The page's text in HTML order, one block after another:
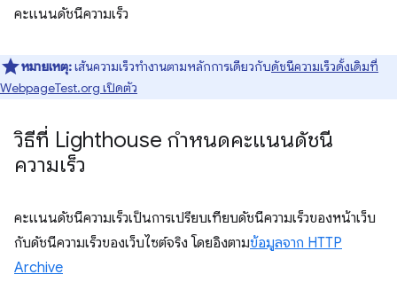
คะแนนดัชนีความเร็ว
หมายเหตุ:เส้นความเร็วทำงานตามหลักการเดียวกับดัชนีความเร็วดั้งเดิมที่
WebpageTest.org เปิดตัว
วิธีที่ Lighthouse กำหนดคะแนนดัชนี
ความเร็ว
คะแนนดัชนีความเร็วเป็นการเปรียบเทียบดัชนีความเร็วของหน้าเว็บ
กับดัชนีความเร็วของเว็บไซต์จริง โดยอิงตามข้อมูลจาก HTTP
Archive